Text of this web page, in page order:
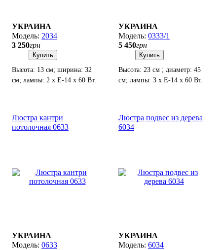
УКРАИНА
2034
3 250грн
Купить
Высота: 13 см; ширина: 32
см; лампы: 2 х Е-14 х 60 Вт.
УКРАИНА
0333/1
5 450грн
Купить
Высота: 23 см ; диаметр: 45
см; лампы: 3 х Е-14 х 60 Вт.
Люстра кантри
потолочная 0633
УКРАИНА
0633
Люстра подвес из дерева
6034
УКРАИНА
6034